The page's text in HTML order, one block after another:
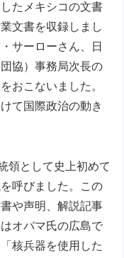
たメキシコの文書
文書を収録しまし
サーローさん、日
協）事務局次長の
おこないました。
て国際政治の動き
領として史上初めて
呼びました。この
や声明、解説記事
オバマ氏の広島で
核兵器を使用した